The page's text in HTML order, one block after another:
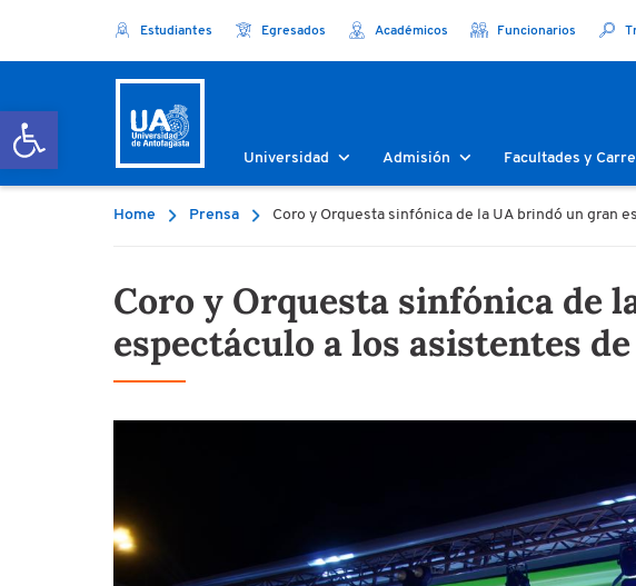
Abrir barra de herramientas
Estudiantes Egresados Académicos Funcionarios
Universidad Admisión Facultades y
Home Prensa Coro y Orquesta sinfónica de la UA brindó un gran
Coro y Orquesta sinfónica de
espectáculo a los asistentes